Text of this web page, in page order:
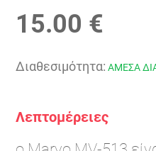
15.00 €
Διαθεσιμότητα: ΑΜΕΣΑ
Λεπτομέρειες